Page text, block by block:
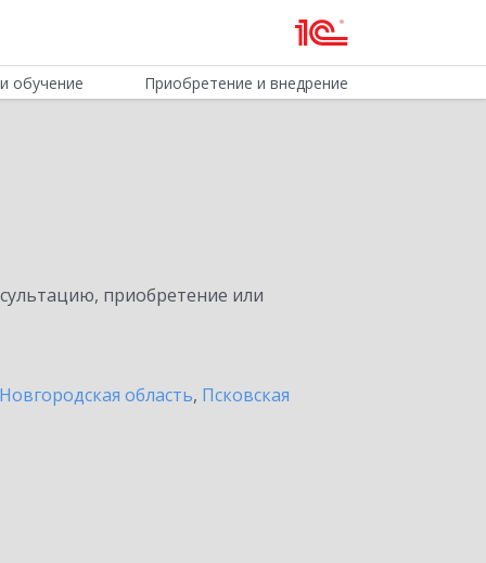
обучение Приобретение и внедрение
приобретение или
Новгородская область, Псковская